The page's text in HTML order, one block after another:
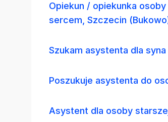
Opiekun / opiekunka
sercem, Szczecin
Szukam asystenta dla syna
Poszukuje asystenta do
Asystent dla osoby